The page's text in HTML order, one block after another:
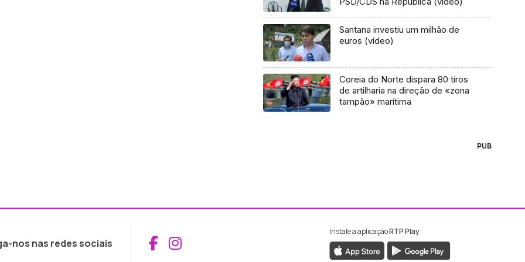
Santana investiu um milhão de
euros (vídeo)
Coreia do Norte dispara 80 tiros
de artilharia na direção de «zona
tampão» marítima
PUB
nos nas redes sociais Aceder ao Facebook da RTP Madeira
Aceder ao Instagram da RTP Madeira
Instale a aplicaçãoRTP Play